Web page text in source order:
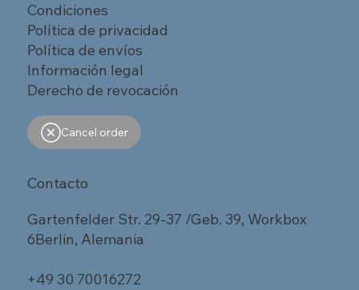
Condiciones
Política de privacidad
Política de envíos
Información legal
Derecho de revocación
Cancel order
Contacto
Gartenfelder Str. 29-37 /Geb. 39, Workbox
6Berlin, Alemania
+49 30 70016272